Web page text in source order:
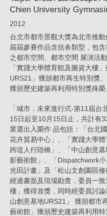
Chien University
2012
台北市都市景觀大獎為北市推
屆屆參賽作品含括各類型，包
之都市空間、都市空間 展演活
「實踐大學體育館及圖資大樓
URS21」獲頒都市再生特別獎
獲頒歷史建築再利用特別獎殊榮
「城市．未來進行式-第11屆台
15日起至10月15日止，共計有
業選出入圍作 品包括：「台北
花卉貿易中心」、「實踐大學
跨堤人行陸橋」、「中山創意
影藝術館」、「Dispatchwork
光田計畫」及「松山文創園區修
經過書面及現場勘查，委員一
樓」獲得首獎，同時經委員討
山創意基地URS21」 獲頒都市
藝術館」獲頒歷史建築再利用